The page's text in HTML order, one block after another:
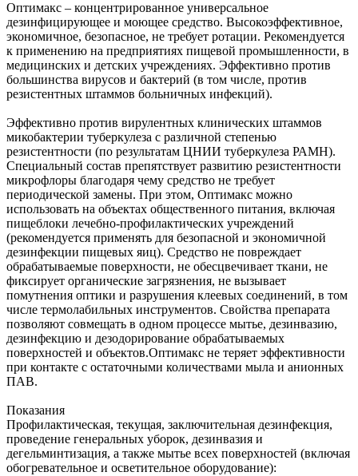
Оптимакс – концентрированное универсальное
дезинфицирующее и моющее средство. Высокоэффективное,
экономичное, безопасное, не требует ротации. Рекомендуется
к применению на предприятиях пищевой промышленности, в
медицинских и детских учреждениях. Эффективно против
большинства вирусов и бактерий (в том числе, против
резистентных штаммов больничных инфекций).
Эффективно против вирулентных клинических штаммов
микобактерии туберкулеза с различной степенью
резистентности (по результатам ЦНИИ туберкулеза РАМН).
Специальный состав препятствует развитию резистентности
микрофлоры благодаря чему средство не требует
периодической замены. При этом, Оптимакс можно
использовать на объектах общественного питания, включая
пищеблоки лечебно-профилактических учреждений
(рекомендуется применять для безопасной и экономичной
дезинфекции пищевых яиц). Средство не повреждает
обрабатываемые поверхности, не обесцвечивает ткани, не
фиксирует органические загрязнения, не вызывает
помутнения оптики и разрушения клеевых соединений, в том
числе термолабильных инструментов. Свойства препарата
позволяют совмещать в одном процессе мытье, дезинвазию,
дезинфекцию и дезодорирование обрабатываемых
поверхностей и объектов.Оптимакс не теряет эффективности
при контакте с остаточными количествами мыла и анионных
ПАВ.
Показания
Профилактическая, текущая, заключительная дезинфекция,
проведение генеральных уборок, дезинвазия и
дегельминтизация, а также мытье всех поверхностей (включая
обогревательное и осветительное оборудование):